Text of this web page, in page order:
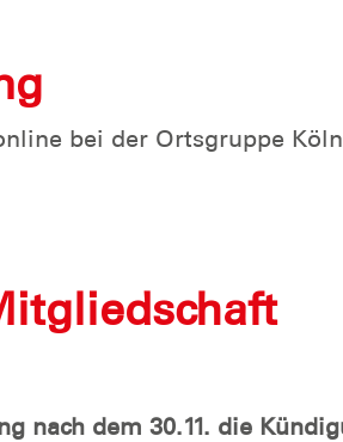
bei der Ortsgruppe
nach dem 30.11. die